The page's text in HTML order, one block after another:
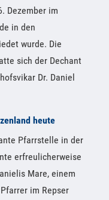
Dezember im
in den
wurde. Die
sich der Dechant
Dr. Daniel
heute
Pfarrstelle in der
erfreulicherweise
Mare, einem
im Repser